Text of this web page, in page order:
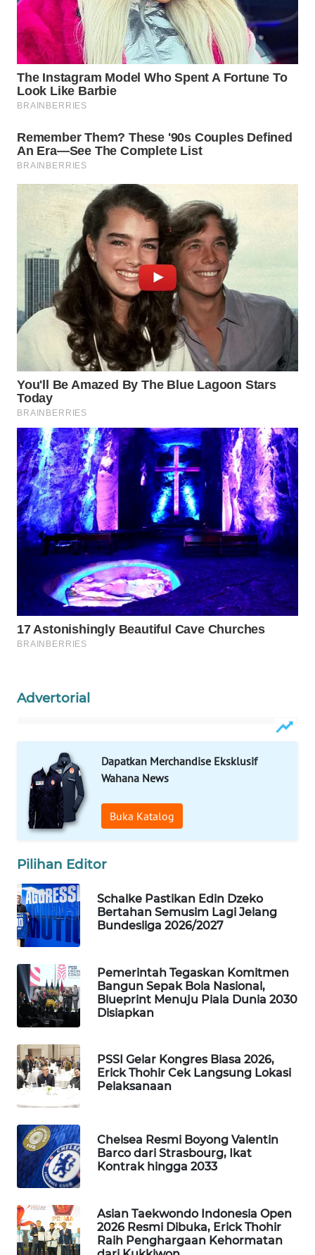
Advertorial
Dapatkan Merchandise Eksklusif
Wahana News
Buka Katalog
Pilihan Editor
Schalke Pastikan Edin Dzeko
Bertahan Semusim Lagi Jelang
Bundesliga 2026/2027
Pemerintah Tegaskan Komitmen
Bangun Sepak Bola Nasional,
Blueprint Menuju Piala Dunia 2030
Disiapkan
PSSI Gelar Kongres Biasa 2026,
Erick Thohir Cek Langsung Lokasi
Pelaksanaan
Chelsea Resmi Boyong Valentin
Barco dari Strasbourg, Ikat
Kontrak hingga 2033
Asian Taekwondo Indonesia Open
2026 Resmi Dibuka, Erick Thohir
Raih Penghargaan Kehormatan
WN
NATUNA
WN
BINTAN
MANDALIKA
WN
LIKUPANG
LABUANBAJO
WN
BORNEO
Wahana
Media
WAHANA
NEWS
WAHANA
TANI
WAHANA
ADVOKAT
WAHANA
INFRASTRUKTUR
WAHANA
KONSUMEN
WAHANA
WAHANA
TV
WAHANANEWS
ID
CO ID
WAHANANEWS
NET
SPORT
WAHANA
UMKM
WAHANA
SELEB
PERSONA
WAHANA
OTOMOTIF
WAHANA
HEALTH